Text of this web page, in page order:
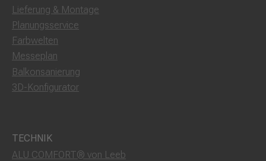
Lieferung & Montage
Planungsservice
Farbwelten
Messeplan
Balkonsanierung
3D-Konfigurator
TECHNIK
ALU COMFORT® von Leeb